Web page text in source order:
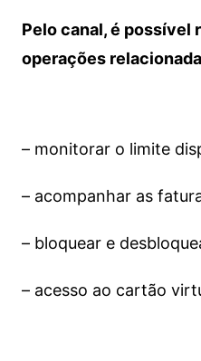
Pelo canal, é possível
operações
– monitorar o limite
– acompanhar as
– bloquear e
– acesso ao cartão